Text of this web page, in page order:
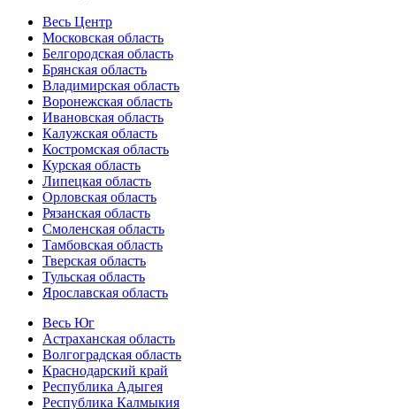
Весь Центр
Московская область
Белгородская область
Брянская область
Владимирская область
Воронежская область
Ивановская область
Калужская область
Костромская область
Курская область
Липецкая область
Орловская область
Рязанская область
Смоленская область
Тамбовская область
Тверская область
Тульская область
Ярославская область
Весь Юг
Астраханская область
Волгоградская область
Краснодарский край
Республика Адыгея
Республика Калмыкия